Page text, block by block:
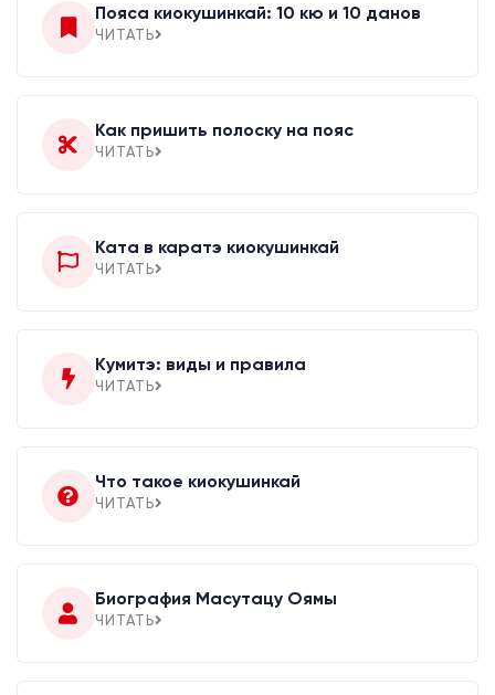
Пояса киокушинкай: 10 кю и 10 данов
ЧИТАТЬ
Как пришить полоску на пояс
ЧИТАТЬ
Ката в каратэ киокушинкай
ЧИТАТЬ
Кумитэ: виды и правила
ЧИТАТЬ
Что такое киокушинкай
ЧИТАТЬ
Биография Масутацу Оямы
ЧИТАТЬ